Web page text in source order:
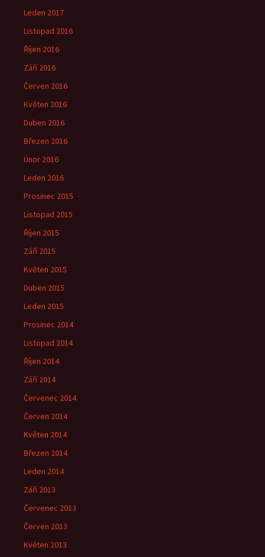
Leden 2017
Listopad 2016
Říjen 2016
Září 2016
Červen 2016
Květen 2016
Duben 2016
Březen 2016
Únor 2016
Leden 2016
Prosinec 2015
Listopad 2015
Říjen 2015
Září 2015
Květen 2015
Duben 2015
Leden 2015
Prosinec 2014
Listopad 2014
Říjen 2014
Září 2014
Červenec 2014
Červen 2014
Květen 2014
Březen 2014
Leden 2014
Září 2013
Červenec 2013
Červen 2013
Květen 2013